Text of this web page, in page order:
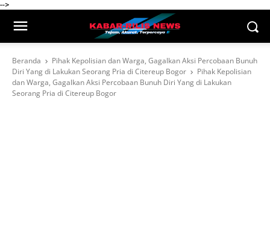
-->
Beranda
Pihak Kepolisian dan Warga, Gagalkan Aksi Percobaan Bunuh
Diri Yang di Lakukan Seorang Pria di Citereup Bogor
Pihak Kepolisian
dan Warga, Gagalkan Aksi Percobaan Bunuh Diri Yang di Lakukan
Seorang Pria di Citereup Bogor